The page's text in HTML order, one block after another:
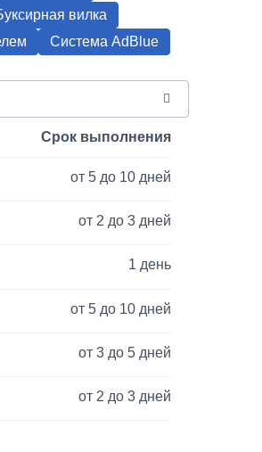
вилка
Система AdBlue
Срок выполнения
от 5 до 10 дней
от 2 до 3 дней
1 день
от 5 до 10 дней
от 3 до 5 дней
от 2 до 3 дней